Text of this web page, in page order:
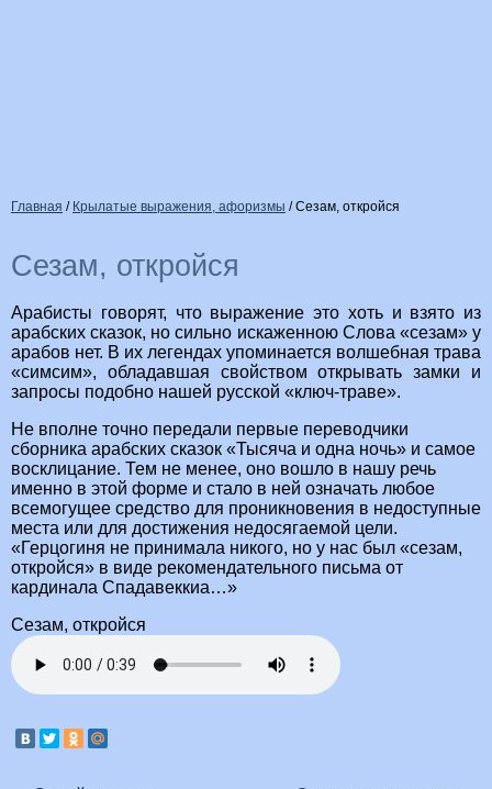
Главная / Крылатые выражения, афоризмы /Сезам, откройся
Сезам, откройся
Арабисты говорят, что выражение это хоть и взято из
арабских сказок, но сильно искаженною Слова «сезам» у
арабов нет. В их легендах упоминается волшебная трава
«симсим», обладавшая свойством открывать замки и
запросы подобно нашей русской «ключ-траве».
Не вполне точно передали первые переводчики
сборника арабских сказок «Тысяча и одна ночь» и самое
восклицание. Тем не менее, оно вошло в нашу речь
именно в этой форме и стало в ней означать любое
всемогущее средство для проникновения в недоступные
места или для достижения недосягаемой цели.
«Герцогиня не принимала никого, но у нас был «сезам,
откройся» в виде рекомендательного письма от
кардинала Спадавеккиа…»
Сезам, откройся